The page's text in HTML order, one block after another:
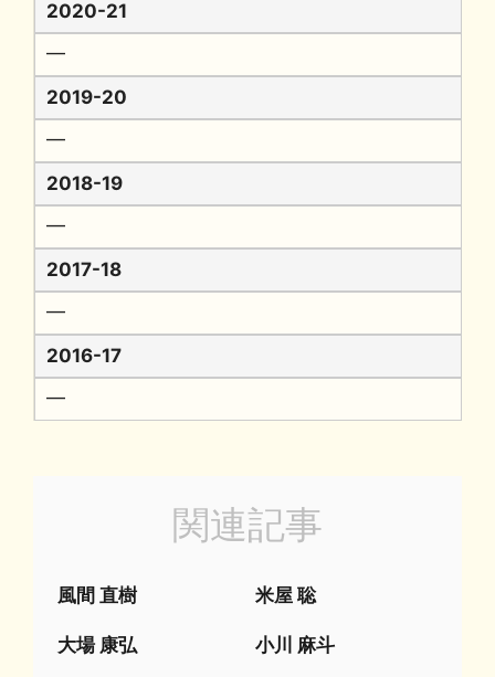
2020-21
━
2019-20
━
2018-19
━
2017-18
━
2016-17
━
関連記事
風間 直樹 米屋 聡
大場 康弘 小川 麻斗